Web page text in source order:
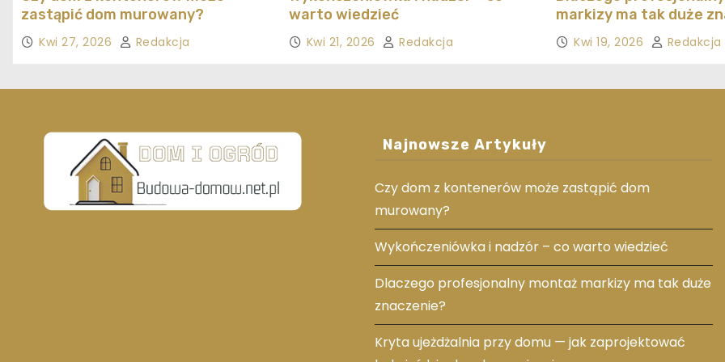
zastąpić dom murowany?
Kwi 27, 2026 Redakcja
warto wiedzieć
Kwi 21, 2026 Redakcja
markizy ma tak duże
Kwi 19, 2026 Redakcja
Najnowsze Artykuły
Czy dom z kontenerów może zastąpić dom
murowany?
Wykończeniówka i nadzór – co warto wiedzieć
Dlaczego profesjonalny montaż markizy ma tak duże
znaczenie?
Kryta ujeżdżalnia przy domu — jak zaprojektować